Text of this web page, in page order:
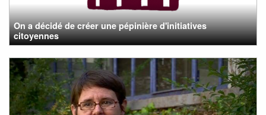
On a décidé de créer une pépinière d'initiatives
citoyennes